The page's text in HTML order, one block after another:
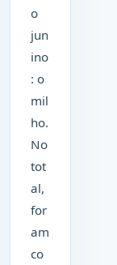
o
jun
ino
: o
mil
ho.
No
tot
al,
for
am
co